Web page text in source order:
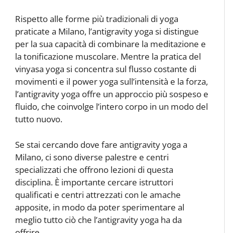
Rispetto alle forme più tradizionali di yoga
praticate a Milano, l’antigravity yoga si distingue
per la sua capacità di combinare la meditazione e
la tonificazione muscolare. Mentre la pratica del
vinyasa yoga si concentra sul flusso costante di
movimenti e il power yoga sull’intensità e la forza,
l’antigravity yoga offre un approccio più sospeso e
fluido, che coinvolge l’intero corpo in un modo del
tutto nuovo.
Se stai cercando dove fare antigravity yoga a
Milano, ci sono diverse palestre e centri
specializzati che offrono lezioni di questa
disciplina. È importante cercare istruttori
qualificati e centri attrezzati con le amache
apposite, in modo da poter sperimentare al
meglio tutto ciò che l’antigravity yoga ha da